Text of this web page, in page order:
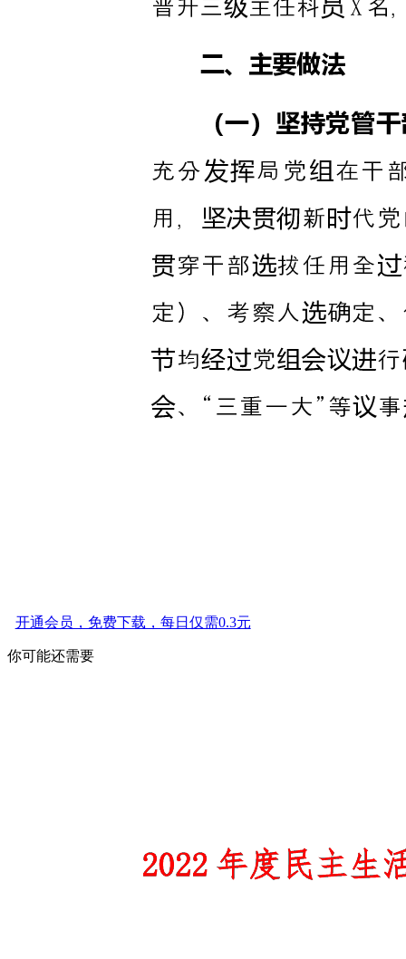
开通会员，免费下载，每日仅需0.3元
你可能还需要